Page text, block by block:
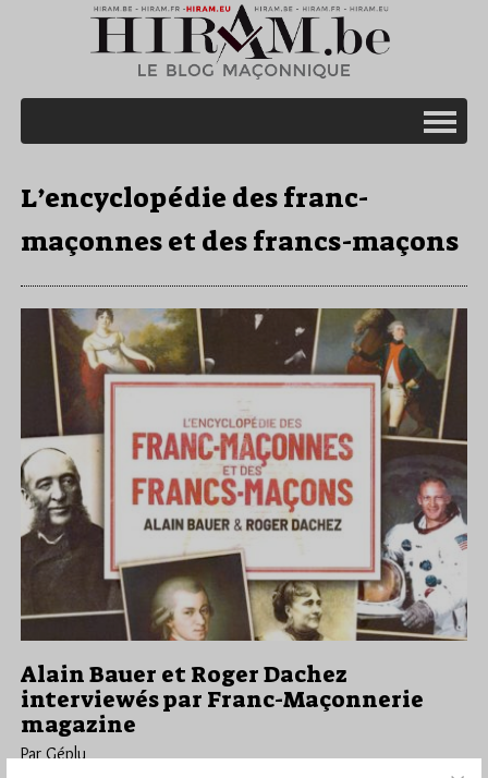
L’encyclopédie des franc-
maçonnes et des francs-maçons
Alain Bauer et Roger Dachez
interviewés par Franc-Maçonnerie
magazine
Par Géplu